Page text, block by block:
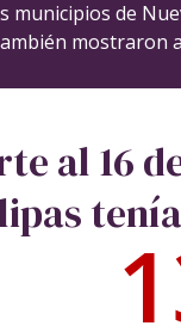
municipios de
mostraron
al 16